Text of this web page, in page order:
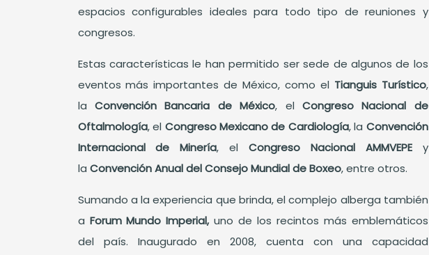
espacios configurables ideales para todo tipo de reuniones y
congresos.
Estas características le han permitido ser sede de algunos de los
eventos más importantes de México, como el Tianguis Turístico,
la Convención Bancaria de México, elCongreso Nacional de
Oftalmología, el Congreso Mexicano de Cardiología, la Convención
Internacional de Minería, elCongreso Nacional AMMVEPE y
la Convención Anual del Consejo Mundial de Boxeo, entre otros.
Sumando a la experiencia que brinda, el complejo alberga también
a Forum Mundo Imperial,uno de los recintos más emblemáticos
del país. Inaugurado en 2008, cuenta con una capacidad